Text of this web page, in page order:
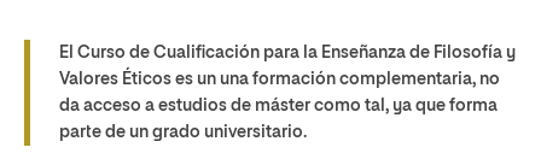
El Curso de Cualificación para la Enseñanza de Filosofía y
Valores Éticos es un una formación complementaria, no
da acceso a estudios de máster como tal, ya que forma
parte de un grado universitario.